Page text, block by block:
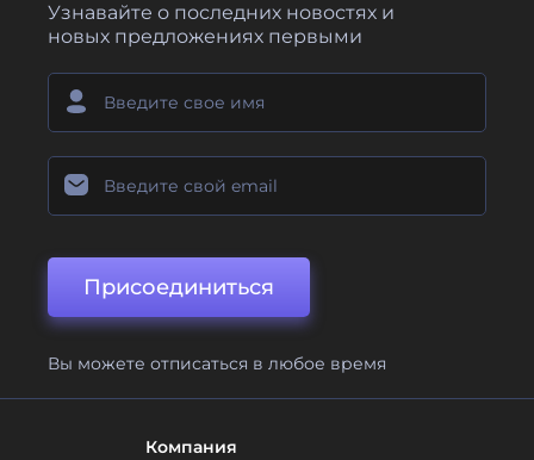
Узнавайте о последних новостях и
новых предложениях первыми
Присоединиться
Вы можете отписаться в любое время
Компания